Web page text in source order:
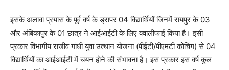
इसके अलावा प्रयास के पूर्व वर्ष के ड्रापर 04 विद्यार्थियों जिनमें रायपुर के 03
और अंबिकापुर के 01 छात्र ने आईआईटी के लिए क्वालीफाई किया है। इसी
प्रकार विभागीय राजीव गांधी युवा उत्थान योजना (पीईटी/पीएमटी कोचिंग) से 04
विद्यार्थियों का आईआईटी में चयन होने की संभावना है। इस प्रकार इस वर्ष कुल